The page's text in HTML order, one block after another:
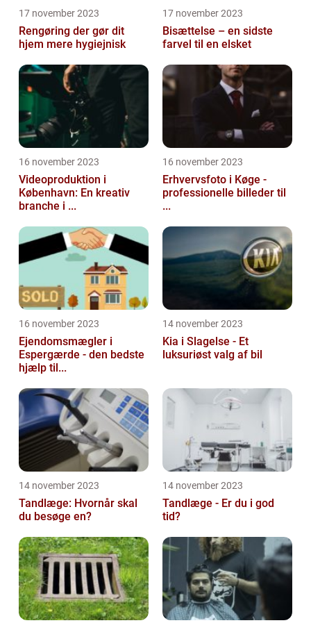
17 november 2023
Rengøring der gør dit
hjem mere hygiejnisk
17 november 2023
Bisættelse – en sidste
farvel til en elsket
16 november 2023
Videoproduktion i
København: En kreativ
branche i ...
16 november 2023
Erhvervsfoto i Køge -
professionelle billeder til
...
16 november 2023
Ejendomsmægler i
Espergærde - den bedste
hjælp til...
14 november 2023
Kia i Slagelse - Et
luksuriøst valg af bil
14 november 2023
Tandlæge: Hvornår skal
du besøge en?
14 november 2023
Tandlæge - Er du i god
tid?